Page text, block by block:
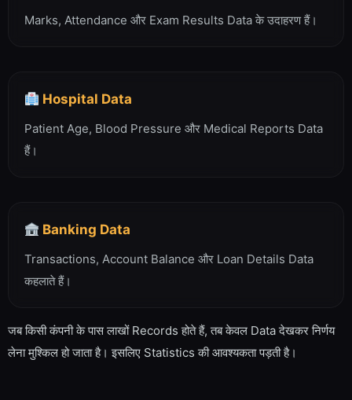
Marks, Attendance और Exam Results Data के उदाहरण हैं।
Hospital Data
Patient Age, Blood Pressure और Medical Reports Data
हैं।
Banking Data
Transactions, Account Balance और Loan Details Data
कहलाते हैं।
जब किसी कंपनी के पास लाखों Records होते हैं, तब केवल Data देखकर निर्णय
लेना मुश्किल हो जाता है। इसलिए Statistics की आवश्यकता पड़ती है।